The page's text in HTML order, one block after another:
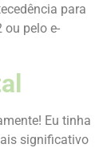
para
ou pelo e-
Eu tinha
significativo